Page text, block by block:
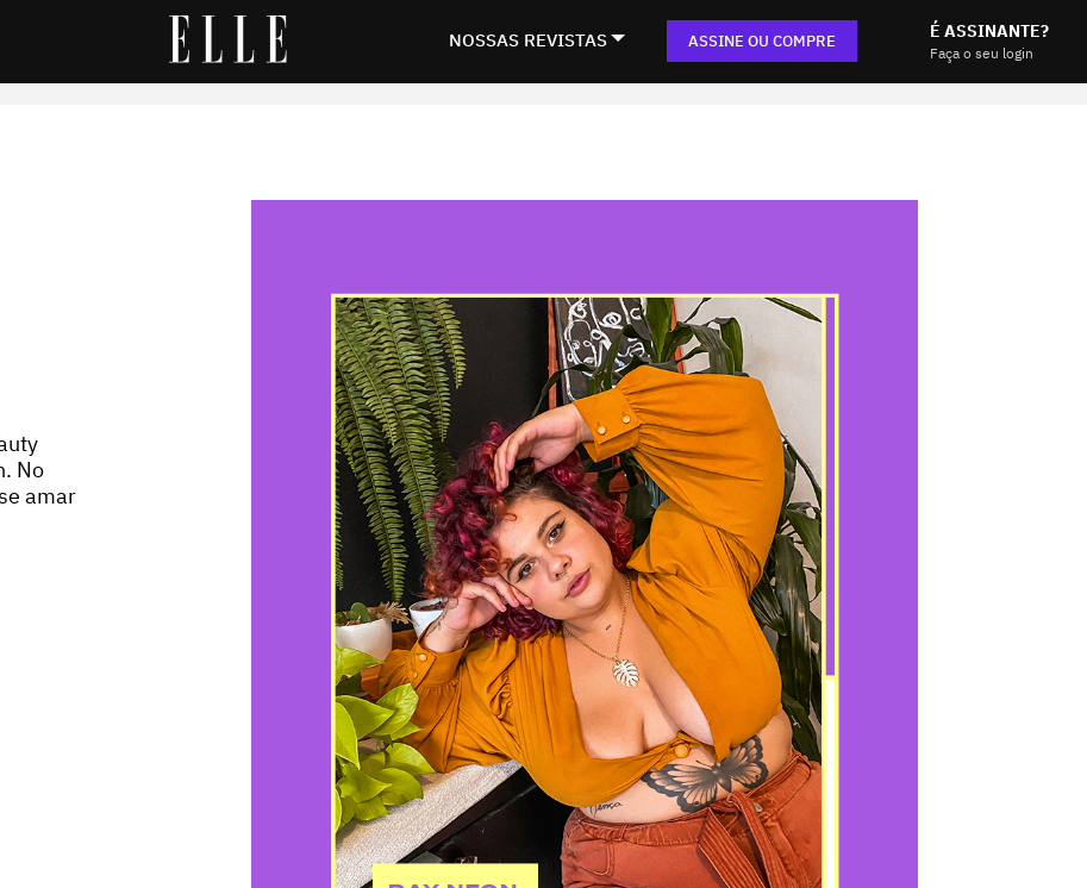
NOSSAS REVISTAS ASSINE OU COMPRE É ASSINANTE?
Faça o seu login
No
amar